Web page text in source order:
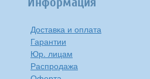
Доставка и оплата
Гарантии
Юр. лицам
Распродажа